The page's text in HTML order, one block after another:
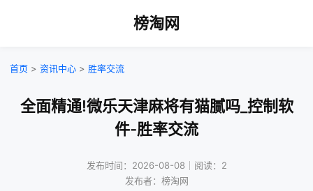
榜淘网
首页 > 资讯中心 > 胜率交流
全面精通!微乐天津麻将有猫腻吗_控制软
件-胜率交流
发布时间：2026-08-08｜阅读：2
发布者：榜淘网